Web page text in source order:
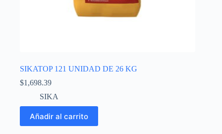
SIKATOP 121 UNIDAD DE 26 KG
$1,698.39
SIKA
Añadir al carrito